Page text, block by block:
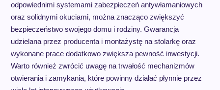
odpowiednimi systemami zabezpieczeń antywłamaniowych
oraz solidnymi okuciami, można znacząco zwiększyć
bezpieczeństwo swojego domu i rodziny. Gwarancja
udzielana przez producenta i montażystę na stolarkę oraz
wykonane prace dodatkowo zwiększa pewność inwestycji.
Warto również zwrócić uwagę na trwałość mechanizmów
otwierania i zamykania, które powinny działać płynnie przez